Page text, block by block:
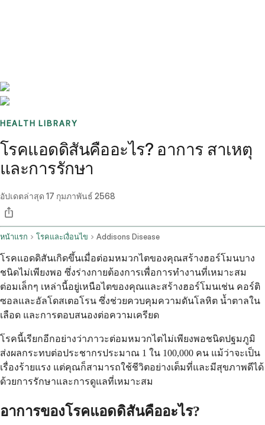
HEALTH LIBRARY
โรคแอดดิสันคืออะไร? อาการ สาเหตุ
และการรักษา
อัปเดตล่าสุด 17 กุมภาพันธ์ 2568
หน้าแรก โรคและเงื่อนไข Addisons Disease
โรคแอดดิสันเกิดขึ้นเมื่อต่อมหมวกไตของคุณสร้างฮอร์โมนบาง
ชนิดไม่เพียงพอ ซึ่งร่างกายต้องการเพื่อการทำงานที่เหมาะสม
ต่อมเล็กๆ เหล่านี้อยู่เหนือไตของคุณและสร้างฮอร์โมนเช่น คอร์ติ
ซอลและอัลโดสเตอโรน ซึ่งช่วยควบคุมความดันโลหิต น้ำตาลใน
เลือด และการตอบสนองต่อความเครียด
โรคนี้เรียกอีกอย่างว่าภาวะต่อมหมวกไตไม่เพียงพอชนิดปฐมภูมิ
ส่งผลกระทบต่อประชากรประมาณ 1 ใน 100,000 คน แม้ว่าจะเป็น
เรื่องร้ายแรง แต่คุณก็สามารถใช้ชีวิตอย่างเต็มที่และมีสุขภาพดีได้
ด้วยการรักษาและการดูแลที่เหมาะสม
อาการของโรคแอดดิสันคืออะไร?